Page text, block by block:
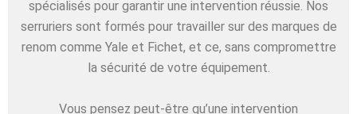
spécialisés pour garantir une intervention réussie. Nos
serruriers sont formés pour travailler sur des marques de
renom comme Yale et Fichet, et ce, sans compromettre
la sécurité de votre équipement.
Vous pensez peut-être qu’une intervention